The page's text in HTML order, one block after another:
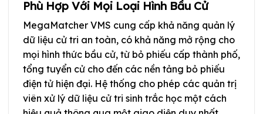
Phù Hợp Với Mọi Loại Hình Bầu Cử
MegaMatcher VMS cung cấp khả năng quản lý
dữ liệu cử tri an toàn, có khả năng mở rộng cho
mọi hình thức bầu cử, từ bỏ phiếu cấp thành phố,
tổng tuyển cử cho đến các nền tảng bỏ phiếu
điện tử hiện đại. Hệ thống cho phép các quản trị
viên xử lý dữ liệu cử tri sinh trắc học một cách